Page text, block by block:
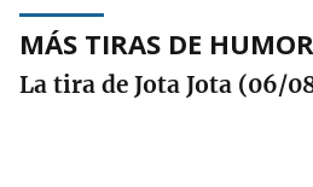
MÁS TIRAS DE HUMOR
La tira de Jota Jota (06/